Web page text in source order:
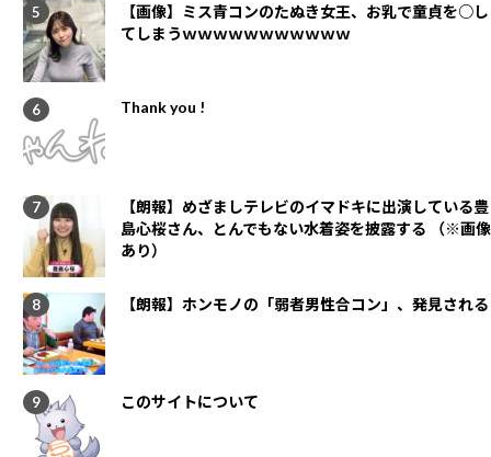
【画像】ミス青コンのたぬき女王、お乳で童貞を○し
てしまうｗｗｗｗｗｗｗｗｗｗｗ
Thank you !
【朗報】めざましテレビのイマドキに出演している豊
島心桜さん、とんでもない水着姿を披露する （※画像
あり）
【朗報】ホンモノの「弱者男性合コン」、発見される
このサイトについて